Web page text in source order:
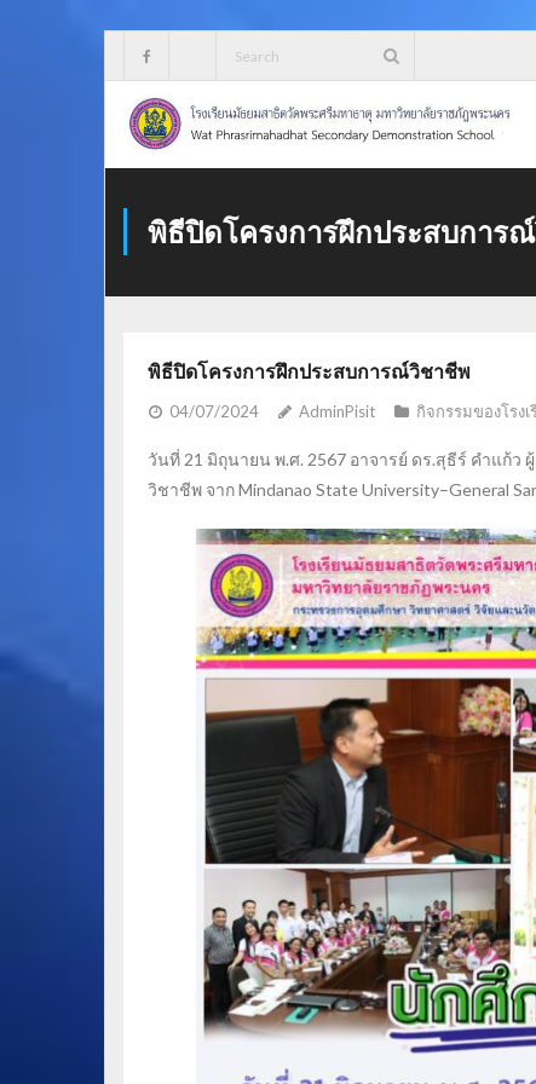
content
พิธีปิดโครงการฝึกประสบการ
พิธีปิดโครงการฝึกประสบการณ์วิชาชีพ
04/07/2024 AdminPisit กิจกรรมของโรง
วันที่ 21 มิถุนายน พ.ศ. 2567 อาจารย์ ดร.สุธีร์ คำแก้
วิชาชีพ จาก Mindanao State University–General